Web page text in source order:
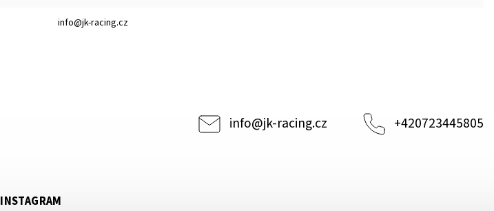
info@jk-racing.cz
info@jk-racing.cz +420723445805
INSTAGRAM